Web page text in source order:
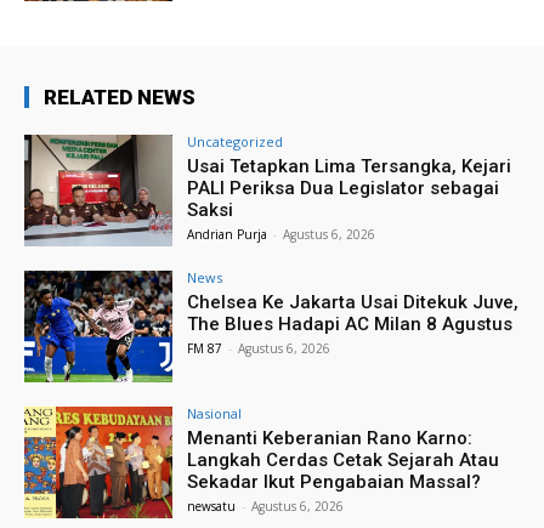
RELATED NEWS
Uncategorized
Usai Tetapkan Lima Tersangka, Kejari
PALI Periksa Dua Legislator sebagai
Saksi
Andrian Purja - Agustus 6, 2026
News
Chelsea Ke Jakarta Usai Ditekuk Juve,
The Blues Hadapi AC Milan 8 Agustus
FM 87 - Agustus 6, 2026
Nasional
Menanti Keberanian Rano Karno:
Langkah Cerdas Cetak Sejarah Atau
Sekadar Ikut Pengabaian Massal?
newsatu - Agustus 6, 2026